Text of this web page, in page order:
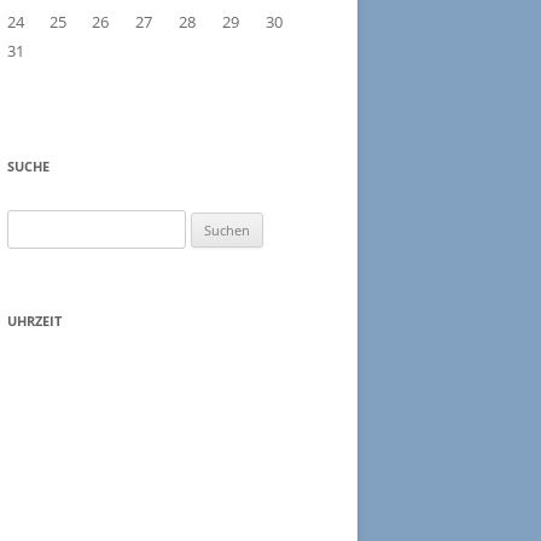
24
25 26 27 28 29
30
31
SUCHE
nach:
UHRZEIT